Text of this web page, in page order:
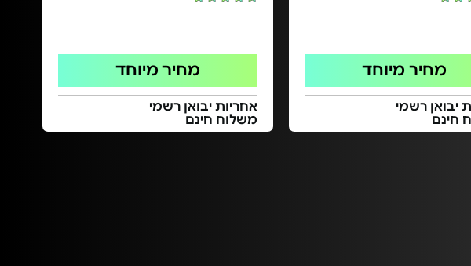
מחיר מיוחד
יבואן רשמי
חינם
מחיר מיוחד
אחריות יבואן רשמי
משלוח חינם